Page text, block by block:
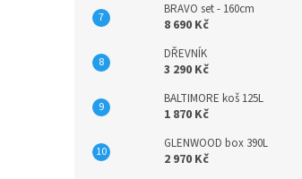
BRAVO set - 160cm
8 690 Kč
DŘEVNÍK
3 290 Kč
BALTIMORE koš 125L
1 870 Kč
GLENWOOD box 390L
2 970 Kč